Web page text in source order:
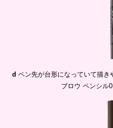
d ペン先が台形になっていて描
ブロウ ペンシル